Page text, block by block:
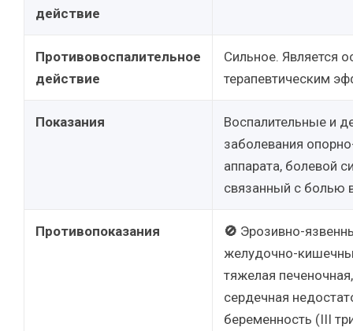
действие
Противовоспалительное
действие
Сильное. Является
терапевтическим
Показания
Воспалительные и
заболевания
аппарата, болевой
связанный с болью
Противопоказания 🚫 Эрозивно-
желудочно-
тяжелая
сердечная
беременность (III